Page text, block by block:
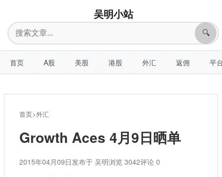
吴明小站
搜
索
🔍
首页 A股 美股 港股 外汇 返佣 平
首页>外汇
Growth Aces 4月9日晒单
2015年04月09日发布于 吴明浏览 3042评论 0